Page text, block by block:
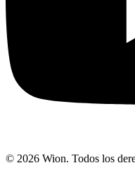
© 2026 Wion. Todos los